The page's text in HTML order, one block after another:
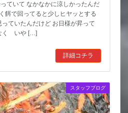
ていて なかなかに涼しかったんだ
餌で回ってると少しヒヤッとする
ていたんだけど お日様が昇って
く いや […]
詳細コチラ
スタッフブログ